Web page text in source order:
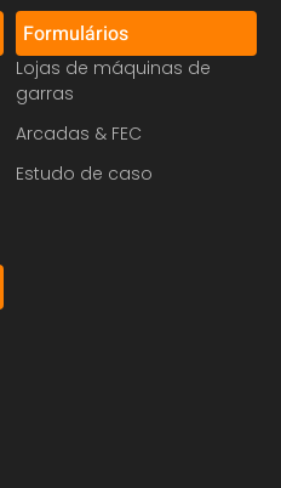
Formulários
Lojas de máquinas de
garras
Arcadas & FEC
Estudo de caso